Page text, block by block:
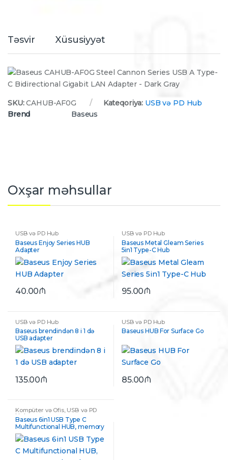
Təsvir Xüsusiyyət
SKU:CAHUB-AF0G Kateqoriya: USB və PD Hub
Brend
Baseus
Oxşar məhsullar
USB və PD Hub
Baseus Enjoy Series HUB
Adapter
40.00₼
USB və PD Hub
Baseus Metal Gleam Series
5in1 Type-C Hub
95.00₼
USB və PD Hub
Baseus brendindən 8 i 1 də
USB adapter
135.00₼
USB və PD Hub
Baseus HUB For Surface Go
85.00₼
Kompüter və Ofis, USB və PD
Hub
Baseus 6in1 USB Type C
Multifunctional HUB, memory
card reader, network adapter
(USB 3.0, RJ45, HDMI, SD,
micro SD) Power Delivery 60
W